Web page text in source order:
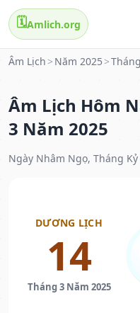
🗓️Amlich.org
Âm Lịch > Năm 2025 >
Âm Lịch Hôm
3 Năm 2025
Ngày Nhâm Ngọ, Tháng
DƯƠNG LỊCH
14
Tháng 3 Năm 2025